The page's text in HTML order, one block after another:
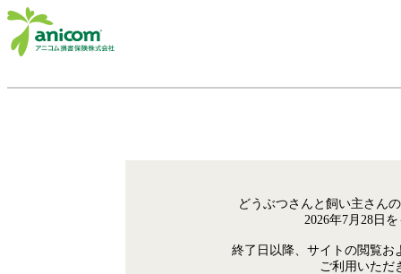
どうぶつさんと飼い主さん
2026年7月28日
終了日以降、サイトの閲覧お
ご利用いただ